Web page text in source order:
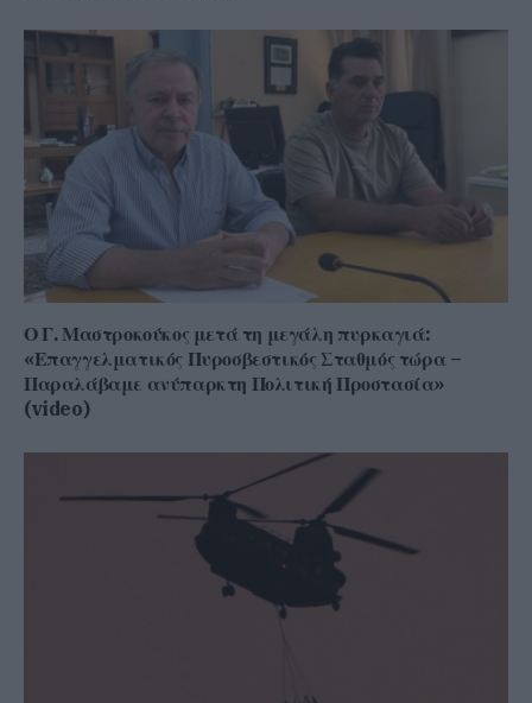
Ο Γ. Μαστροκούκος μετά τη μεγάλη πυρκαγιά:
«Επαγγελματικός Πυροσβεστικός Σταθμός τώρα –
Παραλάβαμε ανύπαρκτη Πολιτική Προστασία»
(video)